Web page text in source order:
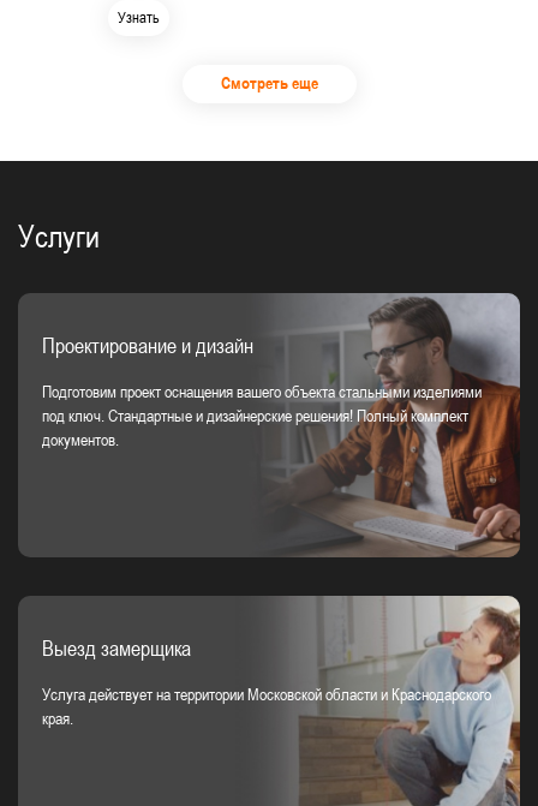
Узнать
Смотреть еще
Услуги
Проектирование и дизайн
Подготовим проект оснащения вашего объекта стальными изделиями
под ключ. Стандартные и дизайнерские решения! Полный комплект
документов.
Выезд замерщика
Услуга действует на территории Московской области и Краснодарского
края.